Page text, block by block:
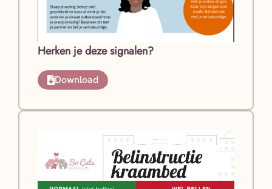
Herken je deze signalen?
Download